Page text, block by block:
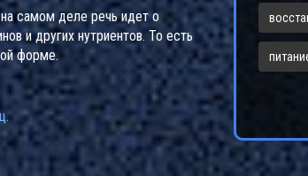
самом деле речь идет о
и других нутриентов. То есть
форме.